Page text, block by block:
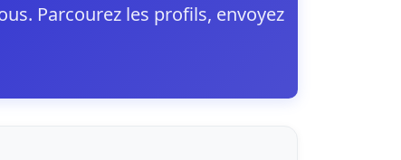
Parcourez les profils, envoyez